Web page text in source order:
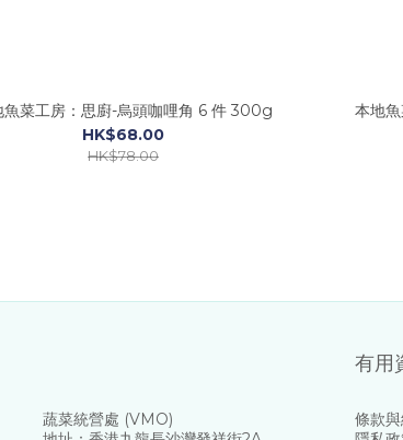
魚菜工房：思廚-烏頭咖哩角 6 件 300g
HK$68.00
HK$78.00
本地
蔬菜統營處 (VMO)
有用
條款